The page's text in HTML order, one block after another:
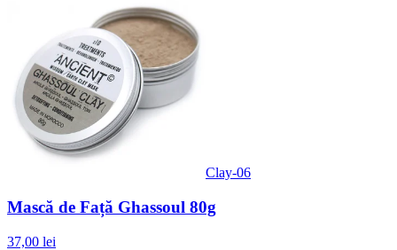
Clay-06
Mască de Față Ghassoul 80g
37,00 lei